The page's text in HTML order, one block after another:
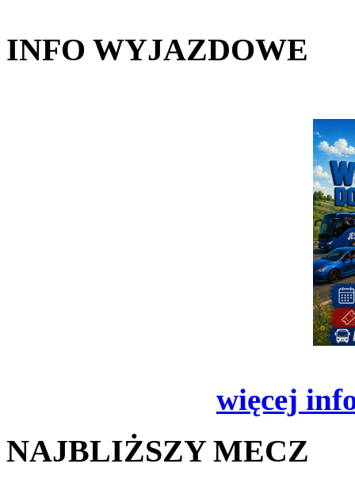
INFO WYJAZDOWE
więcej
NAJBLIŻSZY MECZ